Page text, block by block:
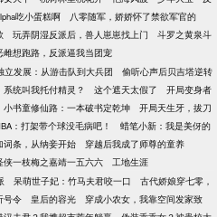
吃小蛋糕啊
八零随军，娇娇怀了禁欲军官的
玩弄阴湿反派后，兽人崽崽找上门
斗罗之黄泉斗
雌想跑路，反派逼我当团宠
立发展：从游击队到大兵团
偷听心声后贝吉塔逆转
系统叫我托付精灵？ 这个遮天太假了
开局变身者
小书童修仙路：一本破书定乾坤
开局天生牙，拔刀
：打架带个球没毛病吧！
蜡笔小新：我是美伢的
词条，从纳妾开始
穿越后我成了师尊的童养
侠一枝梅之嘉靖一五六六 工地生涯
呆萌世子妃：竹马夫君咬一口
古代娇娘穿七零，
号令 皇后的容光
穿成小农女，我靠空间发家致